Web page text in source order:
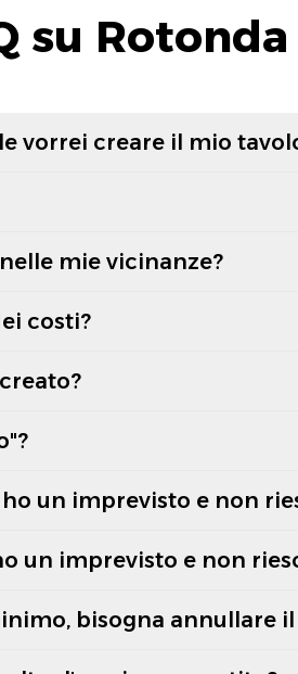
su
vorrei creare il mio
mie vicinanze?
costi?
un imprevisto e non
un imprevisto e non
bisogna annullare il